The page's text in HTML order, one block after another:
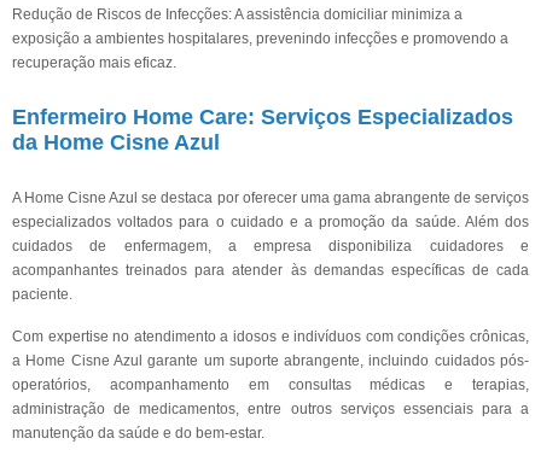
Redução de Riscos de Infecções: A assistência domiciliar minimiza a
exposição a ambientes hospitalares, prevenindo infecções e promovendo a
recuperação mais eficaz.
Enfermeiro Home Care: Serviços Especializados
da Home Cisne Azul
A Home Cisne Azul se destaca por oferecer uma gama abrangente de serviços
especializados voltados para o cuidado e a promoção da saúde. Além dos
cuidados de enfermagem, a empresa disponibiliza cuidadores e
acompanhantes treinados para atender às demandas específicas de cada
paciente.
Com expertise no atendimento a idosos e indivíduos com condições crônicas,
a Home Cisne Azul garante um suporte abrangente, incluindo cuidados pós-
operatórios, acompanhamento em consultas médicas e terapias,
administração de medicamentos, entre outros serviços essenciais para a
manutenção da saúde e do bem-estar.